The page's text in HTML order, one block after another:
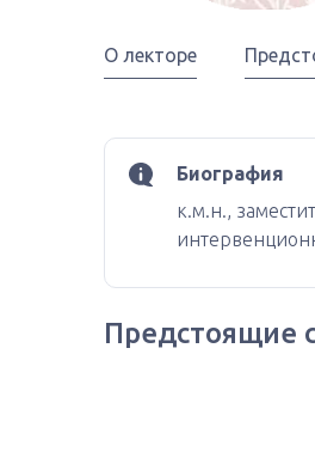
О лекторе
Биография
к.м.н.,
Предстоящие